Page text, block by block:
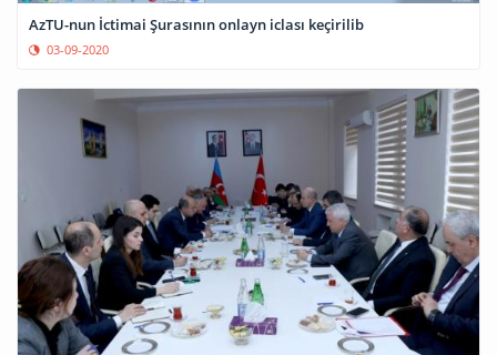
AzTU-nun İctimai Şurasının onlayn iclası keçirilib
03-09-2020